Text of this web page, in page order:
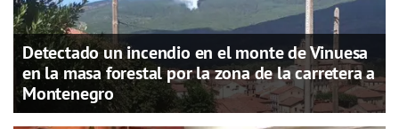
Detectado un incendio en el monte de Vinuesa
en la masa forestal por la zona de la carretera a
Montenegro